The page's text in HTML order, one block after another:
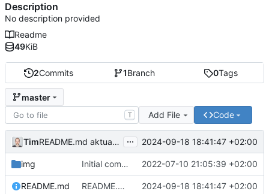
2Commits 1Branch 0Tags
master
T Add File Code
Tim README.md aktualisiert ... 2024-09-18 18:41:47 +02:00
img Initial commit 2022-07-10 21:05:39 +02:00
README.md README.md aktualisiert 2024-09-18 18:41:47 +02:00
Description
No description provided
Readme
49KiB